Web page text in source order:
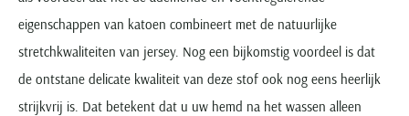
eigenschappen van katoen combineert met de natuurlijke
stretchkwaliteiten van jersey. Nog een bijkomstig voordeel is dat
de ontstane delicate kwaliteit van deze stof ook nog eens heerlijk
strijkvrij is. Dat betekent dat u uw hemd na het wassen alleen